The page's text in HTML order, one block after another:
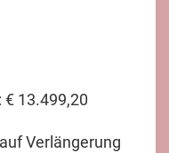
€ 13.499,20
Verlängerung